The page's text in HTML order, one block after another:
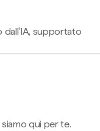
dall'IA, supportato
qui per te.